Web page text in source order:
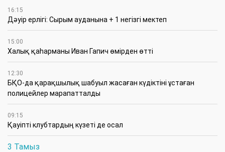
16:15
Дәуір ерлігі: Сырым ауданына + 1 негізгі мектеп
15:00
Халық қаһарманы Иван Гапич өмірден өтті
12:30
БҚО-да қарақшылық шабуыл жасаған күдіктіні ұстаған
полицейлер марапатталды
09:15
Қауіпті клубтардың күзеті де осал
3 Тамыз